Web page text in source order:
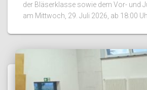
der Bläserklasse sowie dem Vor- und
am Mittwoch, 29. Juli 2026, ab 18:00